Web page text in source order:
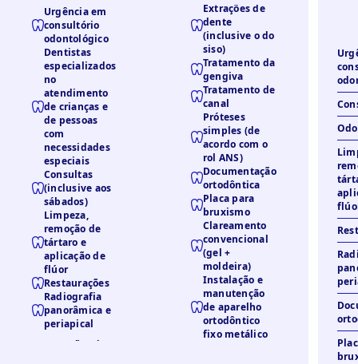
Urgência em
consultório
odontológico
Dentistas
especializados
no
atendimento
de crianças e
de pessoas
com
necessidades
especiais
Consultas
(inclusive aos
sábados)
Limpeza,
remoção de
tártaro e
aplicação de
flúor
Restaurações
Radiografia
panorâmica e
periapical
Extrações de
dente
(inclusive o do
siso)
Tratamento da
gengiva
Tratamento de
canal
Próteses
simples (de
acordo com o
rol ANS)
Documentação
ortodôntica
Placa para
bruxismo
Clareamento
convencional
(gel +
moldeira)
Instalação e
manutenção
de aparelho
ortodôntico
fixo metálico